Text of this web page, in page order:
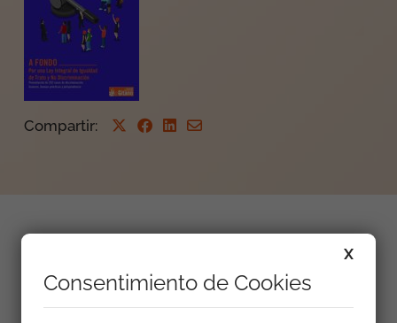
Compartir:
departamento de Igualdad y Lucha contra la
discriminación de la FSG, sobre el Informe Anual
Discriminación y Comunidad Gitana 2017.
X
Consentimiento de Cookies